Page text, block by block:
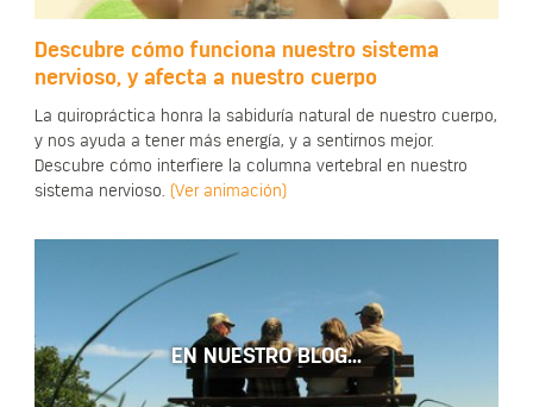
Descubre cómo funciona nuestro sistema
nervioso, y afecta a nuestro cuerpo
La quiropráctica honra la sabiduría natural de nuestro cuerpo,
y nos ayuda a tener más energía, y a sentirnos mejor.
Descubre cómo interfiere la columna vertebral en nuestro
sistema nervioso. (Ver animación)
EN NUESTRO BLOG...